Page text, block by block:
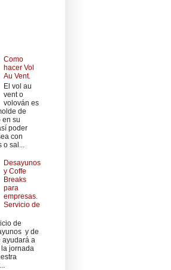
Como
hacer Vol
Au Vent.
El vol au
vent o
volován es
de
en su
poder
con
sal...
Desayunos
y Coffe
Breaks
para
empresas.
Servicio de
de
y de
ayudará a
jornada